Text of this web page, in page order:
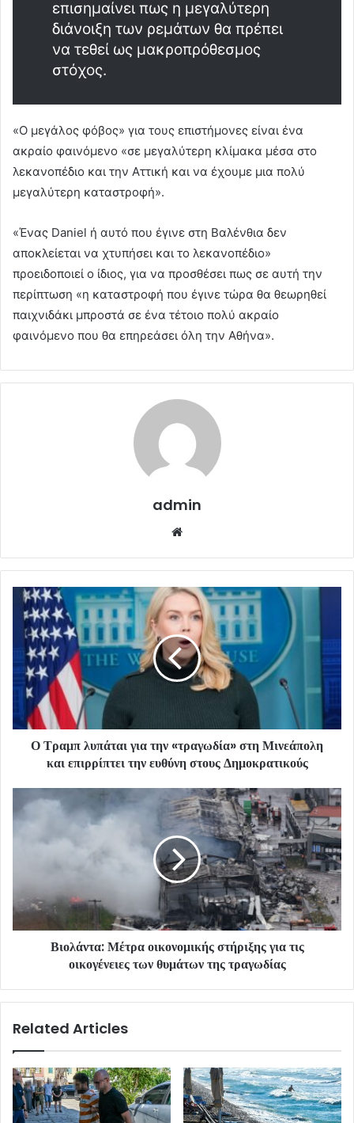
επισημαίνει πως η μεγαλύτερη
διάνοιξη των ρεμάτων θα πρέπει
να τεθεί ως μακροπρόθεσμος
στόχος.
«Ο μεγάλος φόβος» για τους επιστήμονες είναι ένα
ακραίο φαινόμενο «σε μεγαλύτερη κλίμακα μέσα στο
λεκανοπέδιο και την Αττική και να έχουμε μια πολύ
μεγαλύτερη καταστροφή».
«Ένας Daniel ή αυτό που έγινε στη Βαλένθια δεν
αποκλείεται να χτυπήσει και το λεκανοπέδιο»
προειδοποιεί ο ίδιος, για να προσθέσει πως σε αυτή την
περίπτωση «η καταστροφή που έγινε τώρα θα θεωρηθεί
παιχνιδάκι μπροστά σε ένα τέτοιο πολύ ακραίο
φαινόμενο που θα επηρεάσει όλη την Αθήνα».
admin
Ο Τραμπ λυπάται για την «τραγωδία» στη Μινεάπολη
και επιρρίπτει την ευθύνη στους Δημοκρατικούς
Βιολάντα: Μέτρα οικονομικής στήριξης για τις
οικογένειες των θυμάτων της τραγωδίας
Related Articles